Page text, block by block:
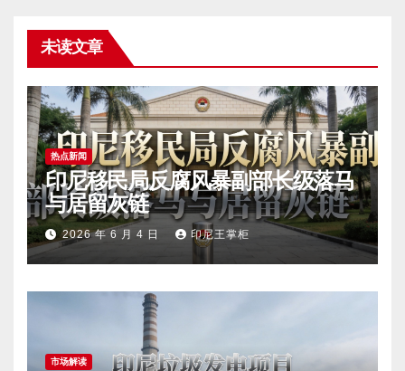
未读文章
热点新闻
印尼移民局反腐风暴副部长级落马
与居留灰链
2026 年 6 月 4 日 印尼王掌柜
市场解读